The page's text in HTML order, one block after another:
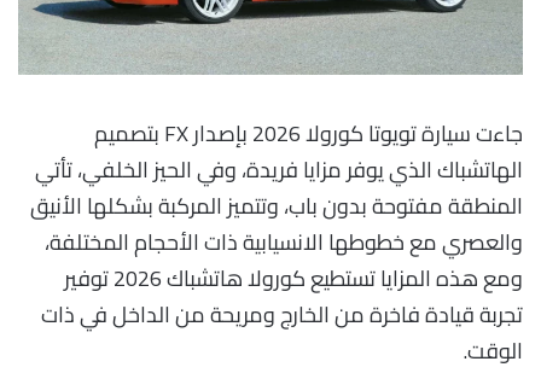
جاءت سيارة تويوتا كورولا 2026 بإصدار FX بتصميم
الهاتشباك الذي يوفر مزايا فريدة، وفي الحيز الخلفي، تأتي
المنطقة مفتوحة بدون باب، وتتميز المركبة بشكلها الأنيق
والعصري مع خطوطها الانسيابية ذات الأحجام المختلفة،
ومع هذه المزايا تستطيع كورولا هاتشباك 2026 توفير
تجربة قيادة فاخرة من الخارج ومريحة من الداخل في ذات
الوقت.